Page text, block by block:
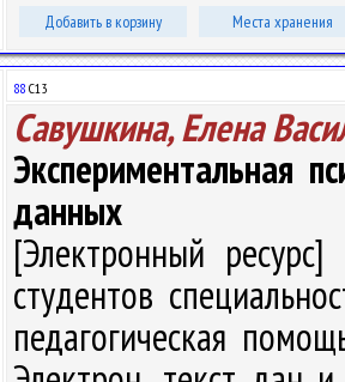
Добавить в корзину Места хранения
88 С13
Савушкина, Елена
Экспериментальная
данных
[Электронный
студентов
педагогическая